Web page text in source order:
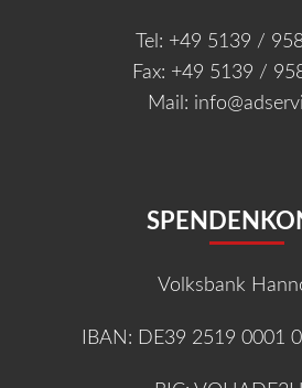
Tel: +49 5139 /
Fax: +49 5139 /
Mail:
Volksbank
IBAN: DE39 2519 0001